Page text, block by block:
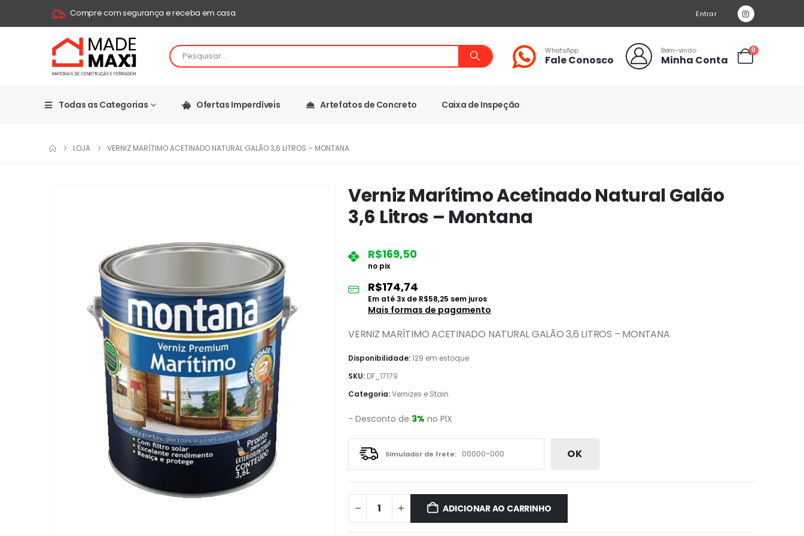
Compre com segurança e receba em casa. Entrar
WhatsApp
Fale Conosco
Bem-vindo
Minha Conta
0
Todas as Categorias Ofertas Imperdíveis Artefatos de Concreto Caixa de Inspeção
LOJA VERNIZ MARÍTIMO ACETINADO NATURAL GALÃO 3,6 LITROS – MONTANA
Verniz Marítimo Acetinado Natural Galão
3,6 Litros – Montana
R$169,50
no pix
R$174,74
Em até3x de R$58,25 sem juros
Mais formas de pagamento
VERNIZ MARÍTIMO ACETINADO NATURAL GALÃO 3,6 LITROS – MONTANA
Disponibilidade:129 em estoque
SKU: DF_17179
Categoria:Vernizes e Stain
- Desconto de 3% no PIX
Simulador de frete: OK
ADICIONAR AO CARRINHO